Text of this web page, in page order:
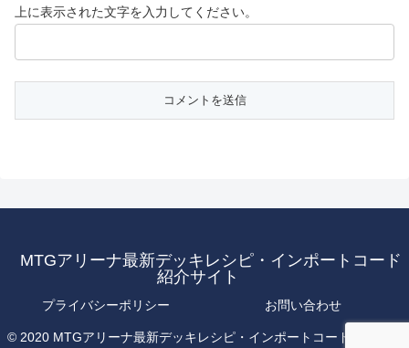
上に表示された文字を入力してください。
MTGアリーナ最新デッキレシピ・インポートコード
紹介サイト
プライバシーポリシー お問い合わせ
© 2020 MTGアリーナ最新デッキレシピ・インポートコード紹介サイ